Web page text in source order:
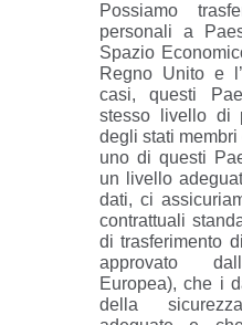
Possiamo
personali a
Spazio
Regno Unito e
casi, questi
stesso livello di
degli stati membri
uno di questi
un livello
dati, ci
contrattuali
di trasferimento
approvato
Europea), che i
della